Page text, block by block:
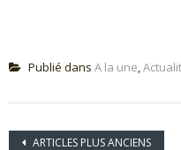
Publié dans A la une,
ARTICLES PLUS ANCIENS